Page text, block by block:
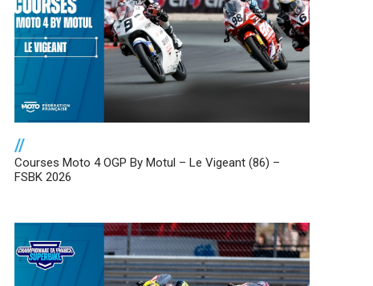
//
Courses Moto 4 OGP By Motul – Le Vigeant (86) –
FSBK 2026